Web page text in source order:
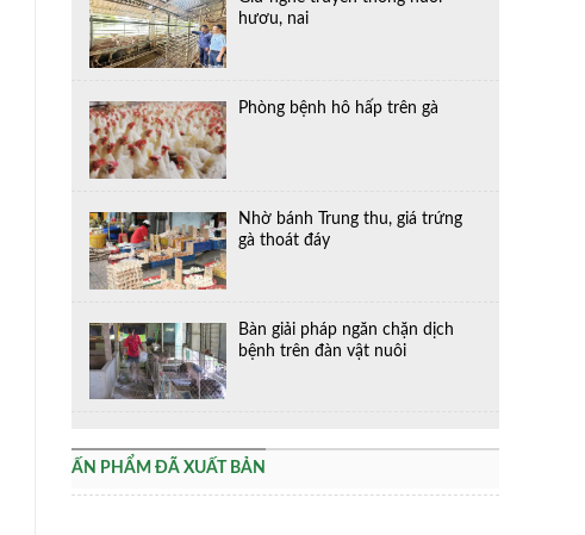
hươu, nai
Phòng bệnh hô hấp trên gà
Nhờ bánh Trung thu, giá trứng
gà thoát đáy
Bàn giải pháp ngăn chặn dịch
bệnh trên đàn vật nuôi
ẤN PHẨM ĐÃ XUẤT BẢN